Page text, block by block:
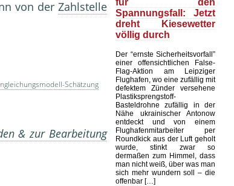
von der Zahlstelle
Schätzung
& zur Bearbeitung
für den
Spannungsfall: Jetzt
dreht Kiesewetter
völlig durch
Der “ernste Sicherheitsvorfall”
einer offensichtlichen False-
Flag-Aktion am Leipziger
Flughafen, wo eine zufällig mit
defektem Zünder versehene
Plastiksprengstoff-
Basteldrohne zufällig in der
Nähe ukrainischer Antonow
entdeckt und von einem
Flughafenmitarbeiter per
Roundkick aus der Luft geholt
wurde, stinkt zwar so
dermaßen zum Himmel, dass
man nicht weiß, über was man
sich mehr wundern soll – die
offenbar […]